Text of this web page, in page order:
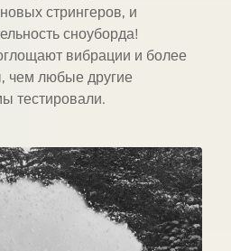
стрингеров, и
сноуборда!
вибрации и более
чем любые другие
тестировали.